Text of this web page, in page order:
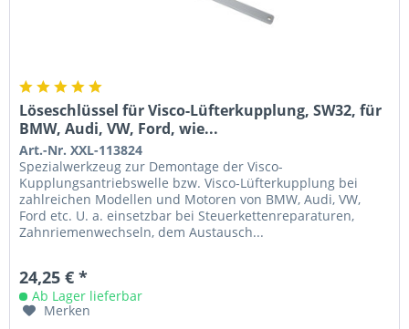
Löseschlüssel für Visco-Lüfterkupplung, SW32, für
BMW, Audi, VW, Ford, wie...
Art.-Nr. XXL-113824
Spezialwerkzeug zur Demontage der Visco-
Kupplungsantriebswelle bzw. Visco-Lüfterkupplung bei
zahlreichen Modellen und Motoren von BMW, Audi, VW,
Ford etc. U. a. einsetzbar bei Steuerkettenreparaturen,
Zahnriemenwechseln, dem Austausch...
24,25 € *
Ab Lager lieferbar
Merken